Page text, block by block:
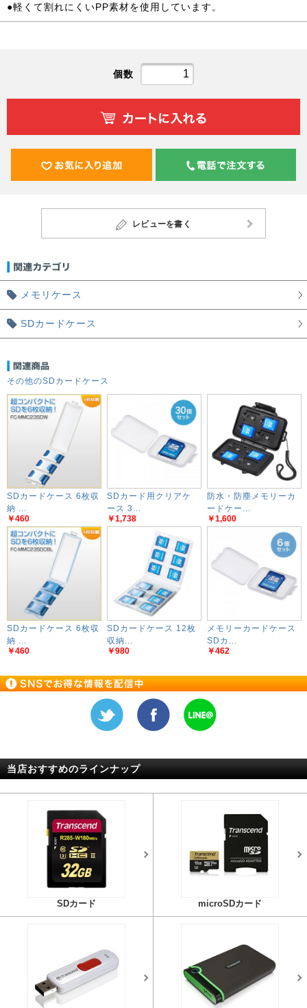
●軽くて割れにくいPP素材を使用しています。
個数
レビューを書く
メモリケース
SDカードケース
その他のSDカードケース
SDカードケース 6枚収
納 ...
￥460
SDカード用クリアケ
ース 3...
￥1,738
防水・防塵メモリーカ
ードケー...
￥1,600
SDカードケース 6枚収
納 ...
￥460
SDカードケース 12枚
収納...
￥980
メモリーカードケース
SDカ...
￥462
当店おすすめのラインナップ
SDカード microSDカード